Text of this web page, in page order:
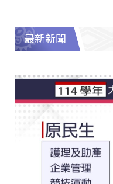
最新新聞